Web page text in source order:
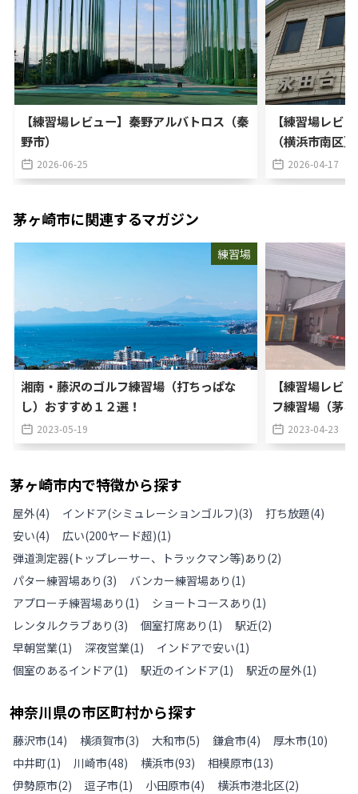
【練習場レビュー】秦野アルバトロス（秦
野市）
2026-06-25
【練習場レビ
（横浜市南区）
2026-04-17
茅ヶ崎市に関連するマガジン
練習場
湘南・藤沢のゴルフ練習場（打ちっぱな
し）おすすめ１２選！
2023-05-19
【練習場レビ
フ練習場（茅
2023-04-23
茅ヶ崎市内で特徴から探す
屋外(4) インドア(シミュレーションゴルフ)(3) 打ち放題(4)
安い(4) 広い(200ヤード超)(1)
弾道測定器(トップレーサー、トラックマン等)あり (2)
パター練習場あり (3) バンカー練習場あり (1)
アプローチ練習場あり (1) ショートコースあり (1)
レンタルクラブあり (3) 個室打席あり (1) 駅近(2)
早朝営業(1) 深夜営業(1) インドアで安い(1)
個室のあるインドア(1) 駅近のインドア(1) 駅近の屋外(1)
神奈川県の市区町村から探す
藤沢市(14) 横須賀市(3) 大和市(5) 鎌倉市(4) 厚木市(10)
中井町(1) 川崎市(48) 横浜市(93) 相模原市(13)
伊勢原市(2) 逗子市(1) 小田原市(4) 横浜市港北区(2)